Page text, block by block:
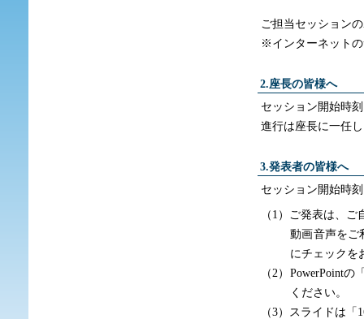
ご担当セッション
※インターネット
2.座長の皆様へ
セッション開始時
進行は座長に一任
3.発表者の皆様へ
セッション開始時
（1）ご発表は、
動画音声をご
にチェックを
（2）PowerPoint
ください。
（3）スライドは